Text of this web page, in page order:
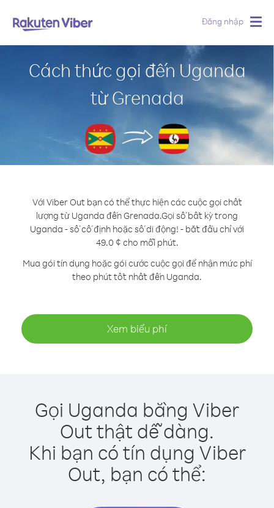
Đăng nhập
Cách thức gọi đến Uganda
từ Grenada
Với Viber Out bạn có thể thực hiện các cuộc gọi chất
lượng từ Uganda đến Grenada.Gọi số bất kỳ trong
Uganda - số cố định hoặc số di động! - bắt đầu chỉ với
49.0 ¢ cho mỗi phút.
Mua gói tín dụng hoặc gói cước cuộc gọi để nhận mức phí
theo phút tốt nhất đến Uganda.
Xem biểu phí
Gọi Uganda bằng Viber
Out thật dễ dàng.
Khi bạn có tín dụng Viber
Out, bạn có thể: